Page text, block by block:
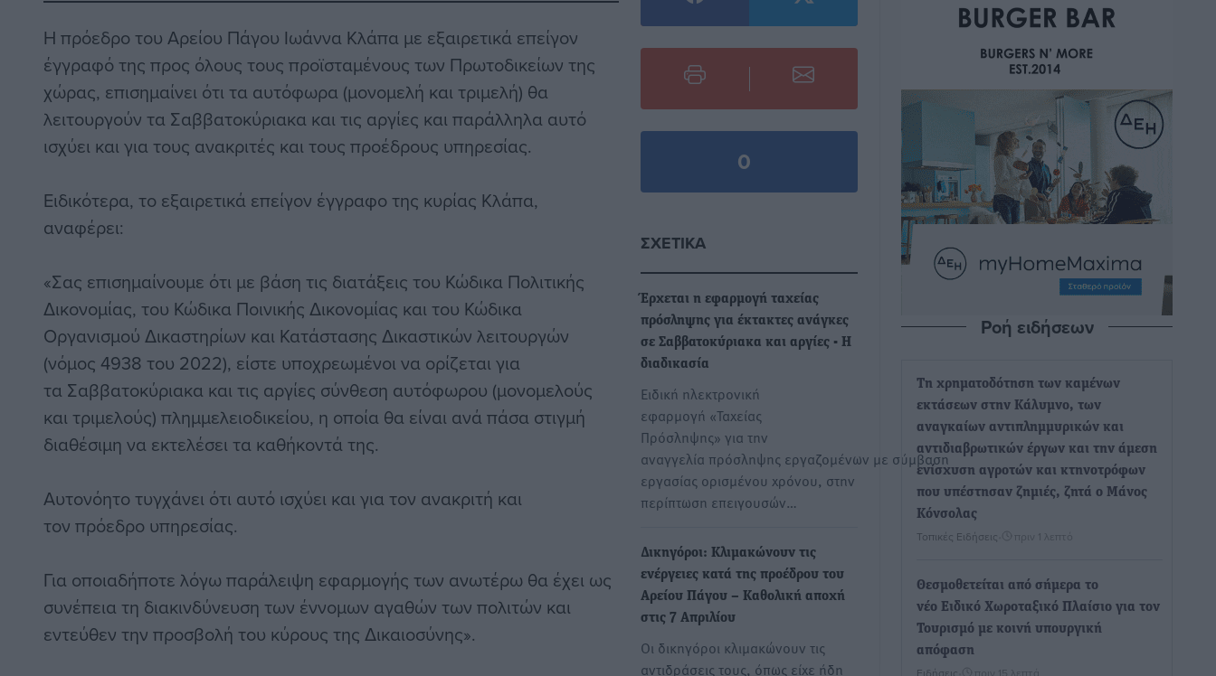
Η πρόεδρο του Αρείου Πάγου Ιωάννα Κλάπα με εξαιρετικά επείγον
έγγραφό της προς όλους τους προϊσταμένους των Πρωτοδικείων της
χώρας, επισημαίνει ότι τα αυτόφωρα (μονομελή και τριμελή) θα
λειτουργούν τα Σαββατοκύριακα και τις αργίες και παράλληλα αυτό
ισχύει και για τους ανακριτές και τους προέδρους υπηρεσίας.
Ειδικότερα, το εξαιρετικά επείγον έγγραφο της κυρίας Κλάπα,
αναφέρει:
«Σας επισημαίνουμε ότι με βάση τις διατάξεις του Κώδικα Πολιτικής
Δικονομίας, του Κώδικα Ποινικής Δικονομίας και του Κώδικα
Οργανισμού Δικαστηρίων και Κατάστασης Δικαστικών λειτουργών
(νόμος 4938 του 2022), είστε υποχρεωμένοι να ορίζεται για
τα Σαββατοκύριακα και τις αργίες σύνθεση αυτόφωρου (μονομελούς
και τριμελούς) πλημμελειοδικείου, η οποία θα είναι ανά πάσα στιγμή
διαθέσιμη να εκτελέσει τα καθήκοντά της.
Αυτονόητο τυγχάνει ότι αυτό ισχύει και για τον ανακριτή και
τον πρόεδρο υπηρεσίας.
Για οποιαδήποτε λόγω παράλειψη εφαρμογής των ανωτέρω θα έχει ως
συνέπεια τη διακινδύνευση των έννομων αγαθών των πολιτών και
εντεύθεν την προσβολή του κύρους της Δικαιοσύνης».
0
ΣΧΕΤΙΚΆ
Έρχεται η εφαρμογή ταχείας
πρόσληψης για έκτακτες ανάγκες
σε Σαββατοκύριακα και αργίες - Η
διαδικασία
Ειδική ηλεκτρονική
εφαρμογή «Ταχείας
Πρόσληψης» για την
αναγγελία πρόσληψης εργαζομένων με σύμβαση
εργασίας ορισμένου χρόνου, στην
περίπτωση επειγουσών…
Δικηγόροι: Κλιμακώνουν τις
ενέργειες κατά της προέδρου του
Αρείου Πάγου – Καθολική αποχή
στις 7 Απριλίου
Οι δικηγόροι κλιμακώνουν τις
αντιδράσεις τους, όπως είχε ήδη
Ροή ειδήσεων
Τη χρηματοδότηση των καμένων
εκτάσεων στην Κάλυμνο, των
αναγκαίων αντιπλημμυρικών και
αντιδιαβρωτικών έργων και την άμεση
ενίσχυση αγροτών και κτηνοτρόφων
που υπέστησαν ζημιές, ζητά ο Μάνος
Κόνσολας
Τοπικές Ειδήσεις πριν 1 λεπτό
Θεσμοθετείται από σήμερα το
νέο Ειδικό Χωροταξικό Πλαίσιο για τον
Τουρισμό με κοινή υπουργική
απόφαση
Ειδήσεις πριν 15 λεπτά